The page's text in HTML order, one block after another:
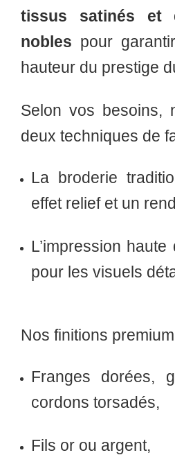
tissus satinés et
nobles pour
hauteur du prestige
Selon vos besoins,
deux techniques de
La broderie
effet relief et un
L’impression haute
pour les visuels
Nos finitions
Franges dorées,
cordons torsadés,
Fils or ou argent,